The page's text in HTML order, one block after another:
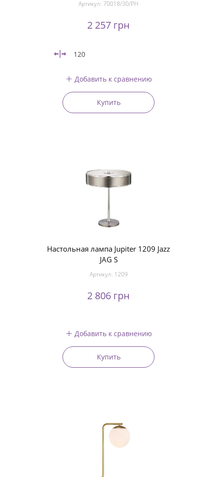
Артикул: 70018/30/PH
2 257 грн
120
Добавить к сравнению
Купить
Настольная лампа Jupiter 1209 Jazz
JAG S
Артикул: 1209
2 806 грн
Добавить к сравнению
Купить